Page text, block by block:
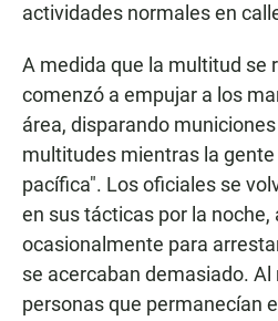
actividades normales en
A medida que la multitud se
comenzó a empujar a los
área, disparando
multitudes mientras la
pacífica". Los oficiales se
en sus tácticas por la noche,
ocasionalmente para
se acercaban demasiado.
personas que permanecían